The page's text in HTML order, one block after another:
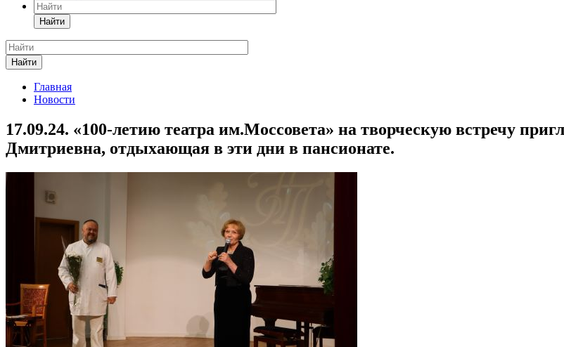
Найти
Найти
Главная
Новости
17.09.24. «100-летию театра им.Моссовета» на творческую встречу
Дмитриевна, отдыхающая в эти дни в пансионате.